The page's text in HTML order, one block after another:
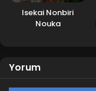
Isekai Nonbiri
Nouka
Yorum